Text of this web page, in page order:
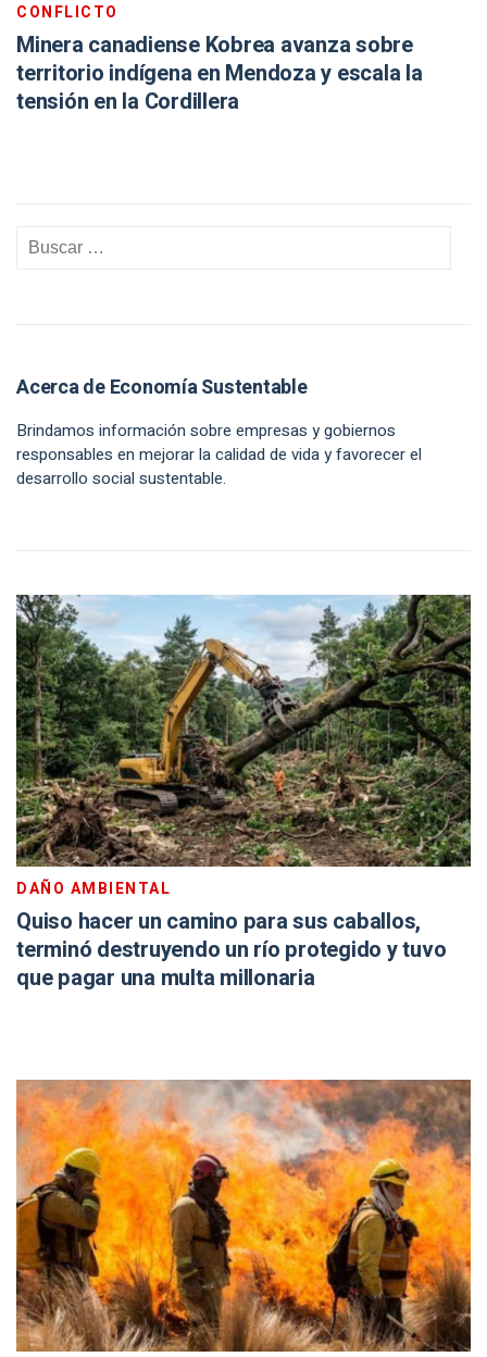
CONFLICTO
Minera canadiense Kobrea avanza sobre
territorio indígena en Mendoza y escala la
tensión en la Cordillera
Acerca de Economía Sustentable
Brindamos información sobre empresas y gobiernos
responsables en mejorar la calidad de vida y favorecer el
desarrollo social sustentable.
DAÑO AMBIENTAL
Quiso hacer un camino para sus caballos,
terminó destruyendo un río protegido y tuvo
que pagar una multa millonaria